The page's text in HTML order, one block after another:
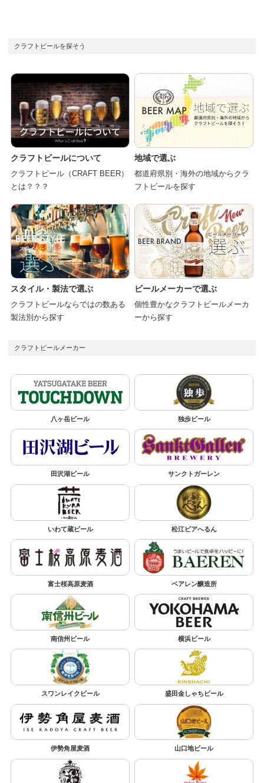
クラフトビールを探そう
クラフトビールについて
クラフトビール（CRAFT BEER）
とは？？？
地域で選ぶ
都道府県別・海外の地域からクラ
フトビールを探す
スタイル・製法で選ぶ
クラフトビールならではの数ある
製法別から探す
ビールメーカーで選ぶ
個性豊かなクラフトビールメーカ
ーから探す
クラフトビールメーカー
八ヶ岳ビール 独歩ビール
田沢湖ビール サンクトガーレン
いわて蔵ビール 松江ビアへるん
富士桜高原麦酒 ベアレン醸造所
南信州ビール 横浜ビール
スワンレイクビール 盛田金しゃちビール
伊勢角屋麦酒 山口地ビール